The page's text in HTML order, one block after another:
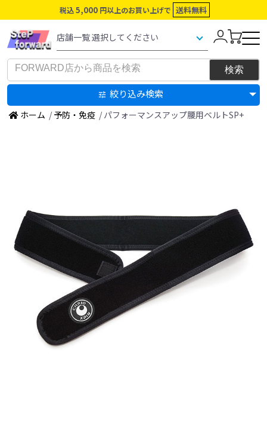
税込 5,000 円以上のお買い上げで 送料無料
絞り込み検索
ホーム / 予防・免疫 / パフォーマンスアップ腰用ベルトSP+